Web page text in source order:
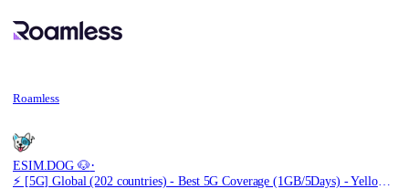
Roamless
ESIM.DOG 🐶·
⚡️ [5G] Global (202 countries) - Best 5G Coverage (1GB/5Days) - Yellow route